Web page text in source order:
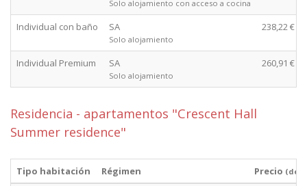
Solo alojamiento con acceso a cocina
Individual con baño SA
Solo alojamiento
238,22 €
Individual Premium SA
Solo alojamiento
260,91 €
Residencia - apartamentos "Crescent Hall
Summer residence"
Tipo habitación Régimen Precio